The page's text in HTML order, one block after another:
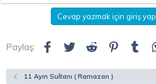
Cevap yazmak için giriş
Paylaş: Facebook
Twitter Reddit
11 Ayın Sultanı ( Ramazan )